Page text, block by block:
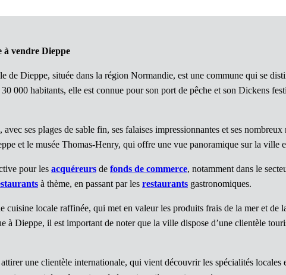
à vendre Dieppe
de Dieppe, située dans la région Normandie, est une commune qui se
000 habitants, elle est connue pour son port de pêche et son Dickens
ses plages de sable fin, ses falaises impressionnantes et ses
et le musée Thomas-Henry, qui offre une vue panoramique sur la ville
pour les acquéreurs de fonds de commerce, notamment dans le
à thème, en passant par les restaurants gastronomiques.
cuisine locale raffinée, qui met en valeur les produits frais de la mer et de
à Dieppe, il est important de noter que la ville dispose d’une clientèle
une clientèle internationale, qui vient découvrir les spécialités